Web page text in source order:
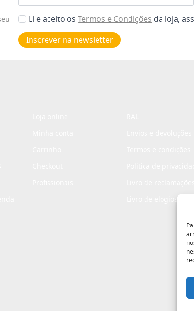
Aceitar
de
privacidade
Li e aceito os Termos e Condições da loja,
Inscrever na newsletter
Livro de elogios